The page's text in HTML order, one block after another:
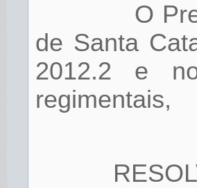
O
de Santa
2012.2 e
regimentais,